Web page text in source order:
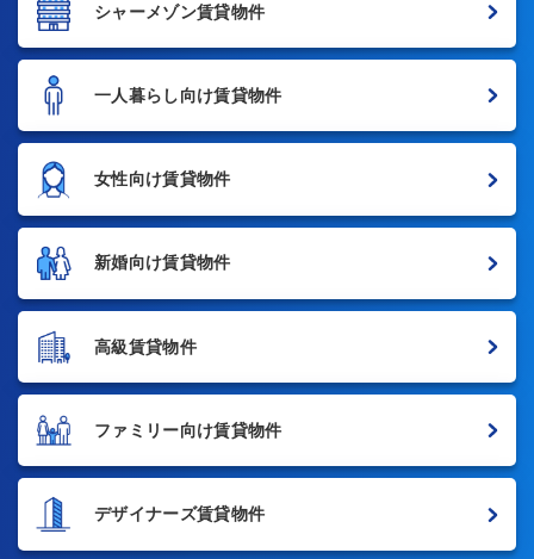
シャーメゾン賃貸物件
一人暮らし向け賃貸物件
女性向け賃貸物件
新婚向け賃貸物件
高級賃貸物件
ファミリー向け賃貸物件
デザイナーズ賃貸物件